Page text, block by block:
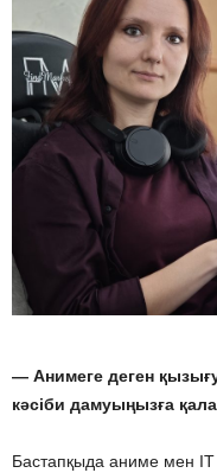
— Анимеге деген
кәсіби дамуыңызға
Бастапқыда аниме мен